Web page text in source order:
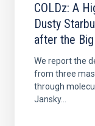
COLDz: A
Dusty
after the
We report the
from three
through
Jansky...